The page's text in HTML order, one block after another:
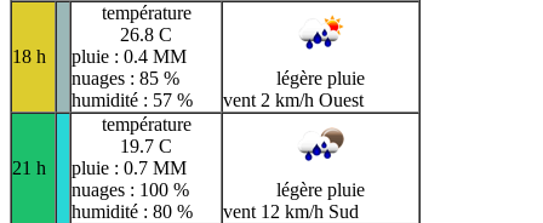
18 h
température
26.8 C
pluie : 0.4 MM
nuages : 85 %
humidité : 57 %
légère pluie
vent 2 km/h Ouest
21 h
température
19.7 C
pluie : 0.7 MM
nuages : 100 %
humidité : 80 %
légère pluie
vent 12 km/h Sud